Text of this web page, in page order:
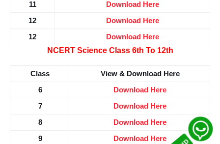
11 Download Here
12 Download Here
12 Download Here
NCERT Science Class 6th To 12th
Class View & Download Here
6 Download Here
7 Download Here
8 Download Here
9 Download Here